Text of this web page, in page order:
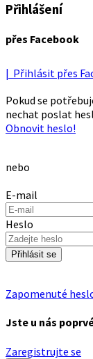
Přihlášení
přes Facebook
| Přihlásit přes
Pokud se
nechat poslat
Obnovit heslo!
nebo
E-mail
Heslo
Přihlásit se
Zapomenuté
Jste u nás
Zaregistrujte se